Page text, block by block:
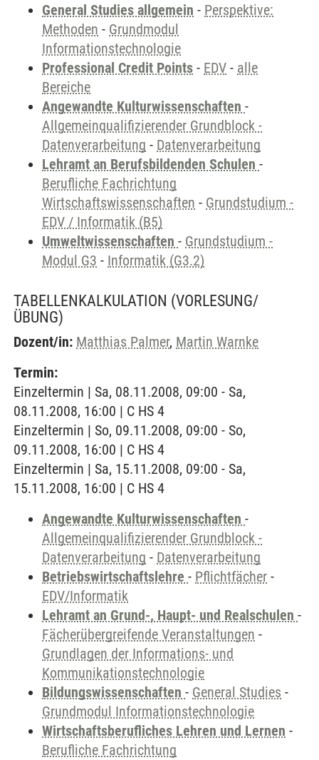
General Studies allgemein - Perspektive:
Methoden - Grundmodul
Informationstechnologie
Professional Credit Points - EDV - alle
Bereiche
Angewandte Kulturwissenschaften -
Allgemeinqualifizierender Grundblock -
Datenverarbeitung - Datenverarbeitung
Lehramt an Berufsbildenden Schulen -
Berufliche Fachrichtung
Wirtschaftswissenschaften - Grundstudium -
EDV / Informatik (B5)
Umweltwissenschaften - Grundstudium -
Modul G3 - Informatik (G3.2)
TABELLENKALKULATION (VORLESUNG/
ÜBUNG)
Dozent/in: Matthias Palmer, Martin Warnke
Termin:
Einzeltermin | Sa, 08.11.2008, 09:00 - Sa,
08.11.2008, 16:00 | C HS 4
Einzeltermin | So, 09.11.2008, 09:00 - So,
09.11.2008, 16:00 | C HS 4
Einzeltermin | Sa, 15.11.2008, 09:00 - Sa,
15.11.2008, 16:00 | C HS 4
Angewandte Kulturwissenschaften -
Allgemeinqualifizierender Grundblock -
Datenverarbeitung - Datenverarbeitung
Betriebswirtschaftslehre - Pflichtfächer -
EDV/Informatik
Lehramt an Grund-, Haupt- und Realschulen -
Fächerübergreifende Veranstaltungen -
Grundlagen der Informations- und
Kommunikationstechnologie
Bildungswissenschaften - General Studies -
Grundmodul Informationstechnologie
Wirtschaftsberufliches Lehren und Lernen -
Berufliche Fachrichtung